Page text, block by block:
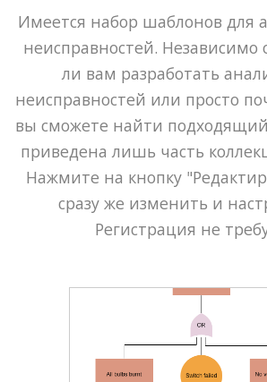
Имеется набор шаблонов для
неисправностей. Независимо
ли вам разработать
неисправностей или просто
вы сможете найти
приведена лишь часть
Нажмите на кнопку
сразу же изменить и
Регистрация не